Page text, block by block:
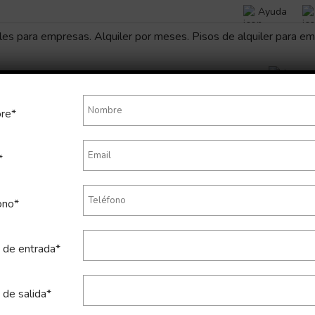
Ayuda
de apartamento en
de entrada*
de salida*